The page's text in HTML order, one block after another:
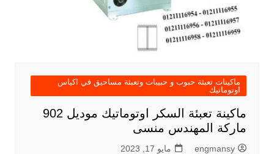
ماكينات تعبئة حبوب و حبيبات وتعبئة مساحيق في اكياس
اوتوماتيك
ماكينة تعبئة السكر اوتوماتيك موديل 902
ماركة المهندس منسى
engmansy مايو 17, 2023